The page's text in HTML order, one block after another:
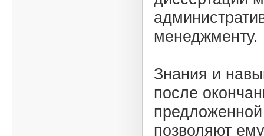
менеджменту.
Знания и
после
позволяют